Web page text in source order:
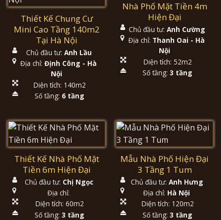
Thiết Kế Chung Cư
Mini Cao Tầng 140m2
Tại Hà Nội
Chủ đầu tư: Anh Lầu
Địa chỉ: Định Công - Hà
Nội
Diện tích: 140m2
Số tầng: 6 tầng
Nhà Phố Mặt Tiền 4m
Hiện Đại
Chủ đầu tư: Anh Cường
Địa chỉ: Thanh Oai - Hà
Nội
Diện tích: 52m2
Số tầng: 3 tầng
Thiết Kế Nhà Phố Mặt
Tiền 6m Hiện Đại
Chủ đầu tư: Chị Ngọc
Địa chỉ:
Diện tích: 60m2
Số tầng: 3 tầng
Mẫu Nhà Phố Hiện Đại
3 Tầng 1 Tum
Chủ đầu tư: Anh Hưng
Địa chỉ: Hà Nội
Diện tích: 120m2
Số tầng: 3 tầng